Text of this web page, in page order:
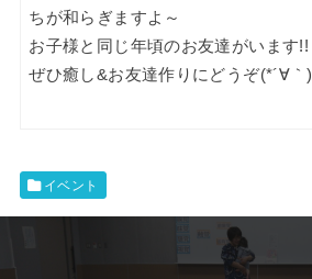
ちが和らぎますよ～
お子様と同じ年頃のお友達がいます!!
ぜひ癒し&お友達作りにどうぞ(*´∀｀)
イベント